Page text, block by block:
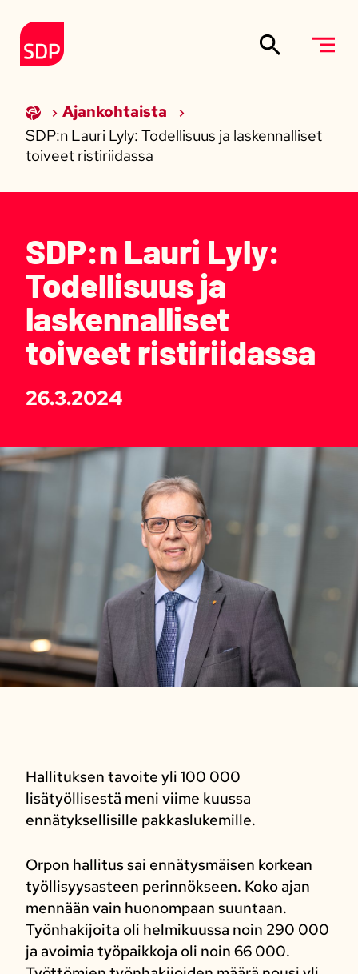
Etusivulle
Ajankohtaista
SDP:n Lauri Lyly: Todellisuus ja laskennalliset
toiveet ristiriidassa
SDP:n Lauri Lyly:
Todellisuus ja
laskennalliset
toiveet ristiriidassa
26.3.2024
Hallituksen tavoite yli 100 000
lisätyöllisestä meni viime kuussa
ennätyksellisille pakkaslukemille.
Orpon hallitus sai ennätysmäisen korkean
työllisyysasteen perinnökseen. Koko ajan
mennään vain huonompaan suuntaan.
Työnhakijoita oli helmikuussa noin 290 000
ja avoimia työpaikkoja oli noin 66 000.